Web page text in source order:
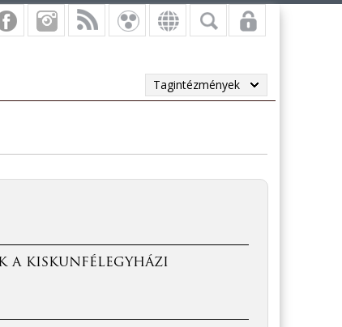
Tagintézmények
a kiskunfélegyházi